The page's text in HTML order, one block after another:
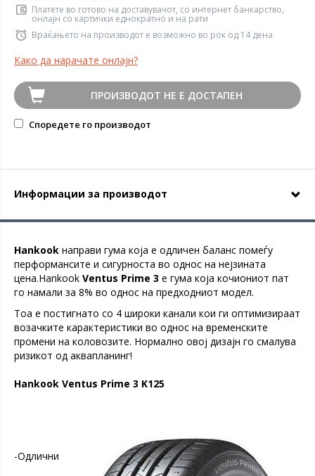
Платете во готово на доставувачот, со интернет банкарство,
онлајн со картички еднократно и на рати
Враќањето на производот е возможно во рок од 14 дена
Како да нарачате онлајн?
ПРОИЗВОДОТ НЕ Е ДОСТАПЕН
Споредете го производот
Информации за производот
Hankook направи гума која е одличен баланс помеѓу
перформансите и сигурноста во однос на нејзината
цена.Hankook Ventus Prime 3 е гума која кочиониот пат
го намали за 8% во однос на предходниот модел.
Тоа е постигнато со 4 широки канали кои ги оптимизираат
возачките карактеристики во однос на временските
промени на коловозите. Нормално овој дизајн го смалува
ризикот од аквапланинг!
Hankook Ventus Prime 3 K125
-Одлични